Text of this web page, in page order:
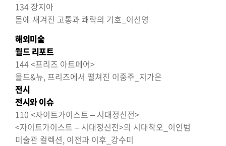
134 장지아
몸에 새겨진 고통과 쾌락의 기호_이선영
해외미술
월드 리포트
144 <프리즈 아트페어>
올드&뉴, 프리즈에서 펼쳐진 이중주_지가은
전시
전시와 이슈
110 <자이트가이스트 – 시대정신전>
<자이트가이스트 – 시대정신전>의 시대착오_이인범
미술관 컬렉션, 이전과 이후_강수미